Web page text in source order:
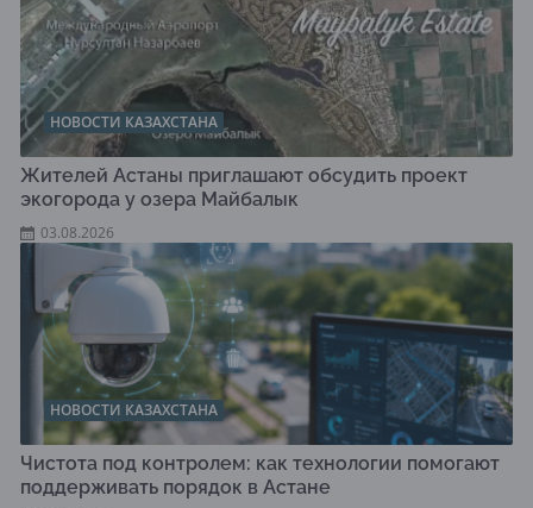
НОВОСТИ КАЗАХСТАНА
Жителей Астаны приглашают обсудить проект
экогорода у озера Майбалык
03.08.2026
НОВОСТИ КАЗАХСТАНА
Чистота под контролем: как технологии помогают
поддерживать порядок в Астане